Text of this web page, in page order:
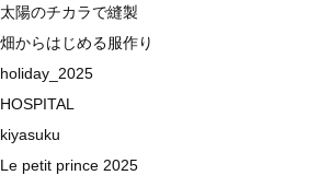
太陽のチカラで縫製
畑からはじめる服作り
holiday_2025
HOSPITAL
kiyasuku
Le petit prince 2025